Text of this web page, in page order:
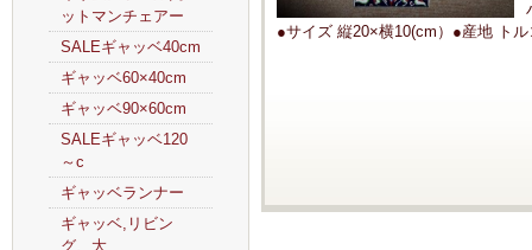
ットマンチェアー
SALEギャッベ40cm
ギャッベ60×40cm
ギャッベ90×60cm
SALEギャッベ120
～c
ギャッベランナー
ギャッベ,リビン
グ、大
●サイズ 縦20×横10(cm）●産地 ト